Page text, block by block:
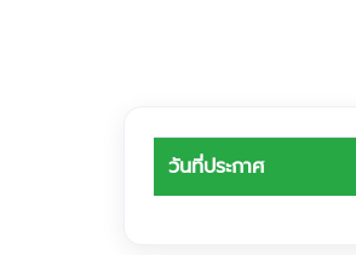
วันที่ประกาศ